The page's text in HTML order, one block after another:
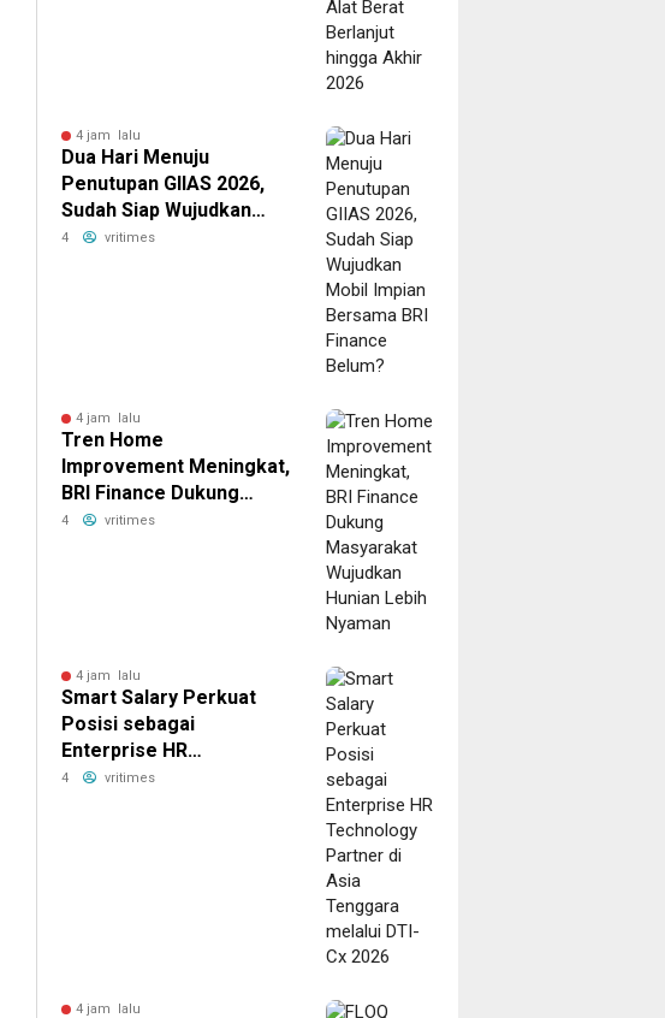
4 jam lalu
Dua Hari Menuju
Penutupan GIIAS 2026,
Sudah Siap Wujudkan
Mobil Impian Bersama
4 vritimes
4 jam lalu
Tren Home
Improvement Meningkat,
BRI Finance Dukung
Masyarakat Wujudkan
4 vritimes
4 jam lalu
Smart Salary Perkuat
Posisi sebagai
Enterprise HR
Technology Partner di
4 vritimes
4 jam lalu